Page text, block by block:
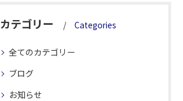
カテゴリー Categories
全てのカテゴリー
ブログ
お知らせ